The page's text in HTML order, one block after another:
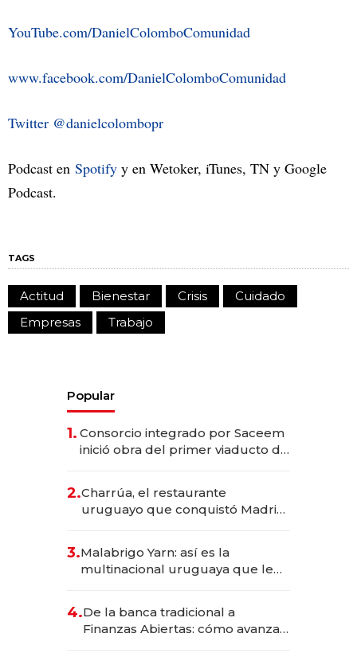
YouTube.com/DanielColomboComunidad
www.facebook.com/DanielColomboComunidad
Twitter @danielcolombopr
Podcast en Spotify y en Wetoker, iTunes, TN y Google
Podcast.
TAGS
Actitud Bienestar Crisis
Cuidado
Empresas
Trabajo
Popular
1. Consorcio integrado por Saceem
inició obra del primer viaducto de
millones
2.Charrúa, el restaurante
uruguayo que conquistó Madrid:
anticipación y prepara apertura
3.Malabrigo Yarn: así es la
multinacional uruguaya que le
4.De la banca tradicional a
Finanzas Abiertas: cómo avanza